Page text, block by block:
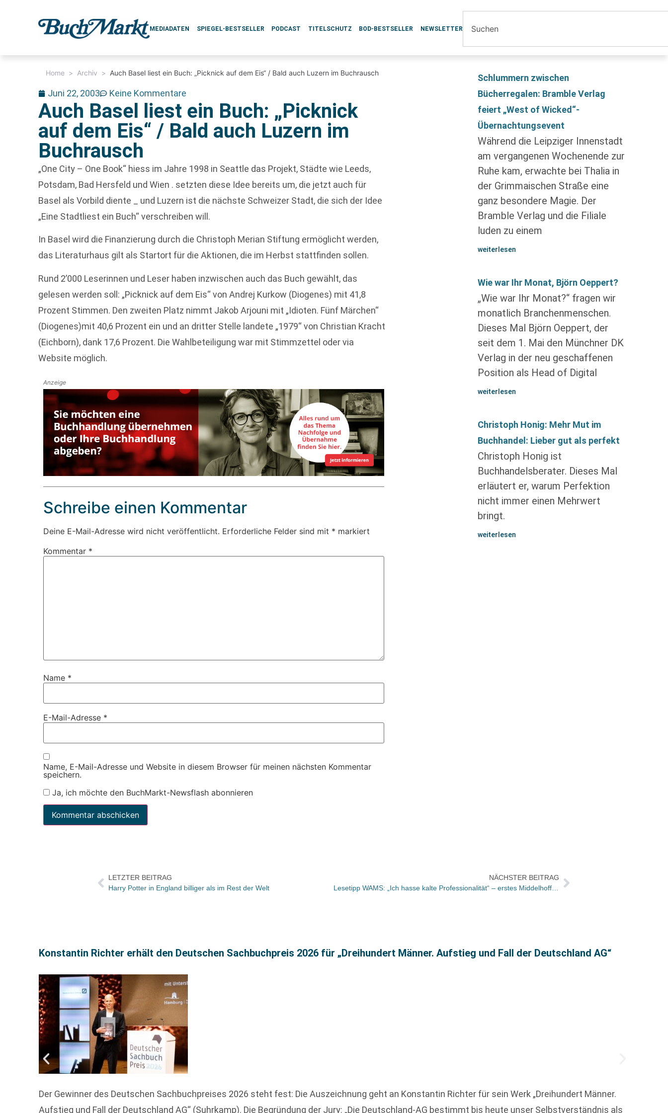
MEDIADATEN SPIEGEL-BESTSELLER PODCAST TITELSCHUTZ BOD-BESTSELLER NEWSLETTER
Home > Archiv > Auch Basel liest ein Buch: „Picknick auf dem Eis“ / Bald auch Luzern im Buchrausch
Juni 22, 2003 Keine Kommentare
Auch Basel liest ein Buch: „Picknick
auf dem Eis“ / Bald auch Luzern im
Buchrausch
„One City – One Book“ hiess im Jahre 1998 in Seattle das Projekt, Städte wie Leeds,
Potsdam, Bad Hersfeld und Wien . setzten diese Idee bereits um, die jetzt auch für
Basel als Vorbild diente _ und Luzern ist die nächste Schweizer Stadt, die sich der Idee
„Eine Stadtliest ein Buch“ verschreiben will.
In Basel wird die Finanzierung durch die Christoph Merian Stiftung ermöglicht werden,
das Literaturhaus gilt als Startort für die Aktionen, die im Herbst stattfinden sollen.
Rund 2’000 Leserinnen und Leser haben inzwischen auch das Buch gewählt, das
gelesen werden soll: „Picknick auf dem Eis“ von Andrej Kurkow (Diogenes) mit 41,8
Prozent Stimmen. Den zweiten Platz nimmt Jakob Arjouni mit „Idioten. Fünf Märchen“
(Diogenes)mit 40,6 Prozent ein und an dritter Stelle landete „1979“ von Christian Kracht
(Eichborn), dank 17,6 Prozent. Die Wahlbeteiligung war mit Stimmzettel oder via
Website möglich.
Anzeige
Schreibe einen Kommentar
Deine E-Mail-Adresse wird nicht veröffentlicht. Erforderliche Felder sind mit * markiert
Kommentar *
Name *
E-Mail-Adresse *
Name, E-Mail-Adresse und Website in diesem Browser für meinen nächsten Kommentar
speichern.
Ja, ich möchte den BuchMarkt-Newsflash abonnieren
Schlummern zwischen
Bücherregalen: Bramble Verlag
feiert „West of Wicked“-
Übernachtungsevent
Während die Leipziger Innenstadt
am vergangenen Wochenende zur
Ruhe kam, erwachte bei Thalia in
der Grimmaischen Straße eine
ganz besondere Magie. Der
Bramble Verlag und die Filiale
luden zu einem
weiterlesen
Wie war Ihr Monat, Björn Oeppert?
„Wie war Ihr Monat?“ fragen wir
monatlich Branchenmenschen.
Dieses Mal Björn Oeppert, der
seit dem 1. Mai den Münchner DK
Verlag in der neu geschaffenen
Position als Head of Digital
weiterlesen
Christoph Honig: Mehr Mut im
Buchhandel: Lieber gut als perfekt
Christoph Honig ist
Buchhandelsberater. Dieses Mal
erläutert er, warum Perfektion
nicht immer einen Mehrwert
bringt.
weiterlesen
LETZTER BEITRAG
Harry Potter in England billiger als im Rest der Welt
NÄCHSTER BEITRAG
Konstantin Richter erhält den Deutschen Sachbuchpreis 2026 für „Dreihundert Männer. Aufstieg und Fall der Deutschland AG“
Der Gewinner des Deutschen Sachbuchpreises 2026 steht fest: Die Auszeichnung geht an Konstantin Richter für sein Werk „Dreihundert Männer.
Aufstieg und Fall der Deutschland AG“ (Suhrkamp). Die Begründung der Jury: „Die Deutschland-AG bestimmt bis heute unser Selbstverständnis als